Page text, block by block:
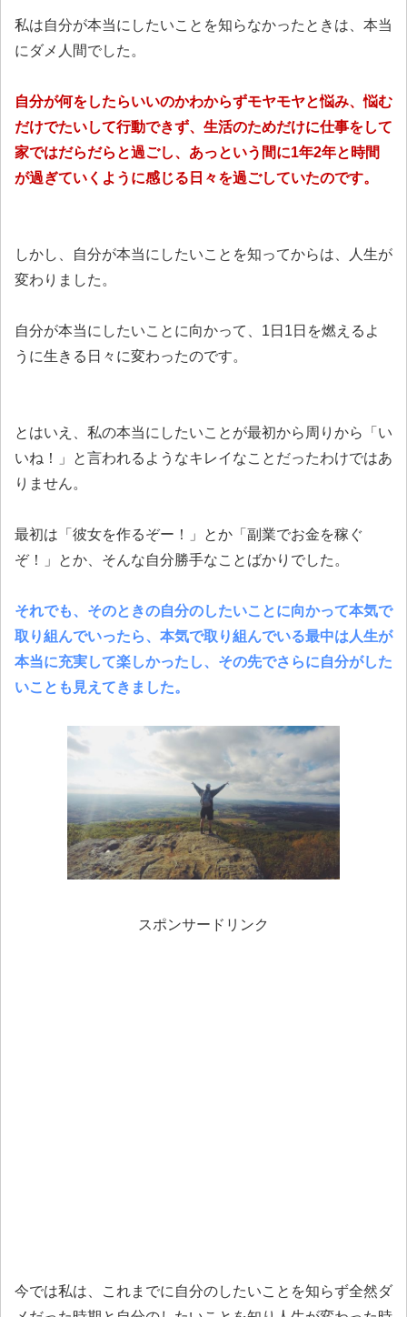
私は自分が本当にしたいことを知らなかったときは、本当
にダメ人間でした。
自分が何をしたらいいのかわからずモヤモヤと悩み、悩む
だけでたいして行動できず、生活のためだけに仕事をして
家ではだらだらと過ごし、あっという間に1年2年と時間
が過ぎていくように感じる日々を過ごしていたのです。
しかし、自分が本当にしたいことを知ってからは、人生が
変わりました。
自分が本当にしたいことに向かって、1日1日を燃えるよ
うに生きる日々に変わったのです。
とはいえ、私の本当にしたいことが最初から周りから「い
いね！」と言われるようなキレイなことだったわけではあ
りません。
最初は「彼女を作るぞー！」とか「副業でお金を稼ぐ
ぞ！」とか、そんな自分勝手なことばかりでした。
それでも、そのときの自分のしたいことに向かって本気で
取り組んでいったら、本気で取り組んでいる最中は人生が
本当に充実して楽しかったし、その先でさらに自分がした
いことも見えてきました。
スポンサードリンク
今では私は、これまでに自分のしたいことを知らず全然ダ